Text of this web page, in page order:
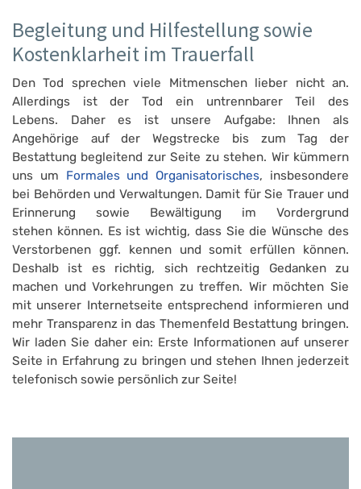
Begleitung und Hilfestellung sowie
Kostenklarheit im Trauerfall
Den Tod sprechen viele Mitmenschen lieber nicht an.
Allerdings ist der Tod ein untrennbarer Teil des
Lebens. Daher es ist unsere Aufgabe: Ihnen als
Angehörige auf der Wegstrecke bis zum Tag der
Bestattung begleitend zur Seite zu stehen. Wir kümmern
uns um Formales und Organisatorisches, insbesondere
bei Behörden und Verwaltungen. Damit für Sie Trauer und
Erinnerung sowie Bewältigung im Vordergrund
stehen können. Es ist wichtig, dass Sie die Wünsche des
Verstorbenen ggf. kennen und somit erfüllen können.
Deshalb ist es richtig, sich rechtzeitig Gedanken zu
machen und Vorkehrungen zu treffen. Wir möchten Sie
mit unserer Internetseite entsprechend informieren und
mehr Transparenz in das Themenfeld Bestattung bringen.
Wir laden Sie daher ein: Erste Informationen auf unserer
Seite in Erfahrung zu bringen und stehen Ihnen jederzeit
telefonisch sowie persönlich zur Seite!